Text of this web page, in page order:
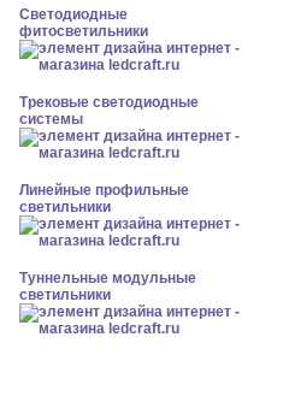
Светодиодные
фитосветильники
Трековые светодиодные
системы
Линейные профильные
светильники
Туннельные модульные
светильники